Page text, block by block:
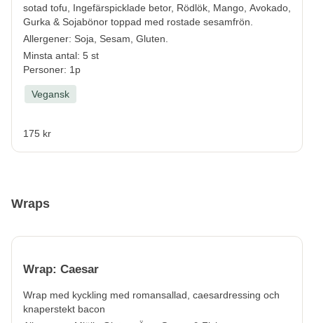
sotad tofu, Ingefärspicklade betor, Rödlök, Mango, Avokado,
Gurka & Sojabönor toppad med rostade sesamfrön.
Allergener: Soja, Sesam, Gluten.
Minsta antal: 5 st
Personer: 1p
Vegansk
175 kr
Wraps
Wrap: Caesar
Wrap med kyckling med romansallad, caesardressing och
knaperstekt bacon